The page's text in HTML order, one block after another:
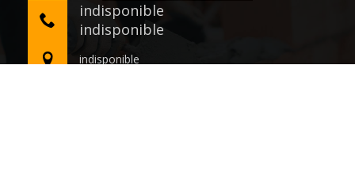
indisponible
indisponible
indisponible